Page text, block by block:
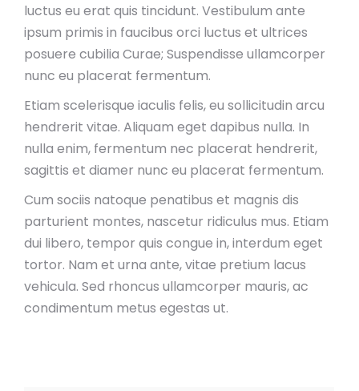
luctus eu erat quis tincidunt. Vestibulum ante
ipsum primis in faucibus orci luctus et ultrices
posuere cubilia Curae; Suspendisse ullamcorper
nunc eu placerat fermentum.
Etiam scelerisque iaculis felis, eu sollicitudin arcu
hendrerit vitae. Aliquam eget dapibus nulla. In
nulla enim, fermentum nec placerat hendrerit,
sagittis et diamer nunc eu placerat fermentum.
Cum sociis natoque penatibus et magnis dis
parturient montes, nascetur ridiculus mus. Etiam
dui libero, tempor quis congue in, interdum eget
tortor. Nam et urna ante, vitae pretium lacus
vehicula. Sed rhoncus ullamcorper mauris, ac
condimentum metus egestas ut.